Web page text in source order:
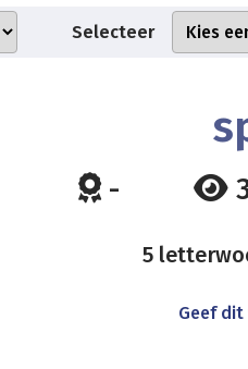
Selecteer
-
5
Geef dit